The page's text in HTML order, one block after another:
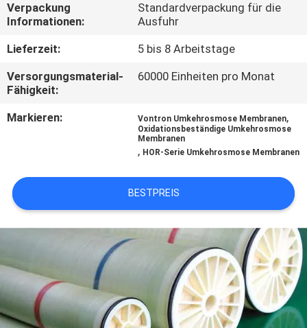
TRETEN
SIE
MIT
UNS
IN
NACHRICHTEN
FORDERN
SIE EIN
ZITAT
SITEMAP
Verpackung
Informationen:
Standardverpackung für die
Ausfuhr
Lieferzeit:
5 bis 8 Arbeitstage
Versorgungsmaterial-
Fähigkeit:
60000 Einheiten pro Monat
Markieren: Vontron Umkehrosmose Membranen,
Oxidationsbeständige Umkehrosmose
Membranen
, HOR-Serie Umkehrosmose Membranen
BESTPREIS